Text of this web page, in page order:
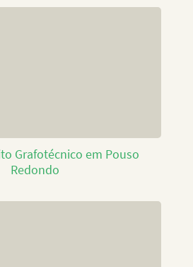
Grafotécnico em Pouso
Redondo